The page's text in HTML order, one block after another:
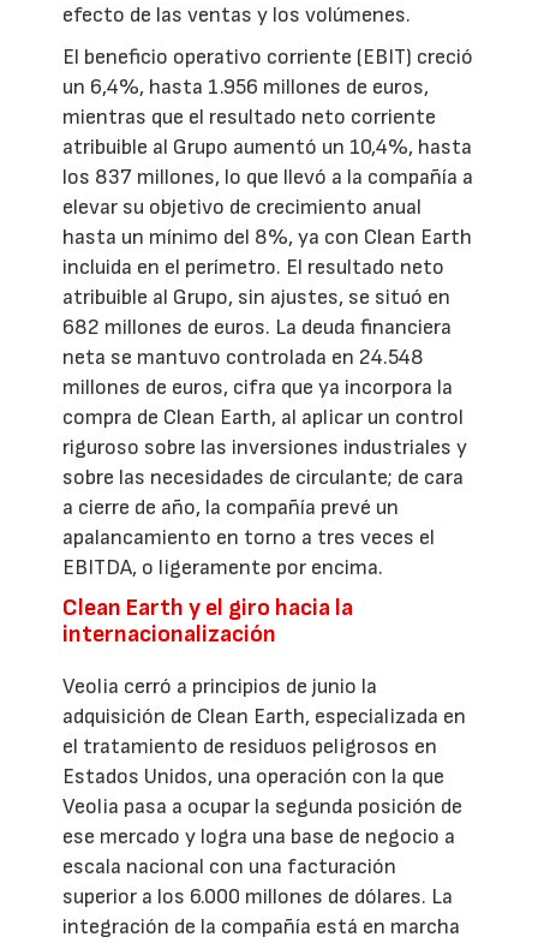
efecto de las ventas y los volúmenes.
El beneficio operativo corriente (EBIT) creció
un 6,4%, hasta 1.956 millones de euros,
mientras que el resultado neto corriente
atribuible al Grupo aumentó un 10,4%, hasta
los 837 millones, lo que llevó a la compañía a
elevar su objetivo de crecimiento anual
hasta un mínimo del 8%, ya con Clean Earth
incluida en el perímetro. El resultado neto
atribuible al Grupo, sin ajustes, se situó en
682 millones de euros. La deuda financiera
neta se mantuvo controlada en 24.548
millones de euros, cifra que ya incorpora la
compra de Clean Earth, al aplicar un control
riguroso sobre las inversiones industriales y
sobre las necesidades de circulante; de cara
a cierre de año, la compañía prevé un
apalancamiento en torno a tres veces el
EBITDA, o ligeramente por encima.
Clean Earth y el giro hacia la
internacionalización
Veolia cerró a principios de junio la
adquisición de Clean Earth, especializada en
el tratamiento de residuos peligrosos en
Estados Unidos, una operación con la que
Veolia pasa a ocupar la segunda posición de
ese mercado y logra una base de negocio a
escala nacional con una facturación
superior a los 6.000 millones de dólares. La
integración de la compañía está en marcha